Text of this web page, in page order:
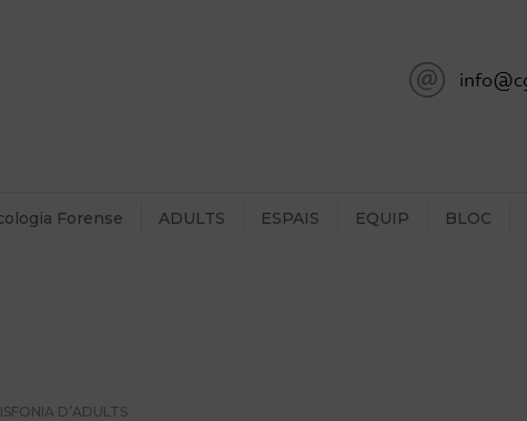
Forense ADULTS ESPAIS EQUIP BLOC
D’ADULTS